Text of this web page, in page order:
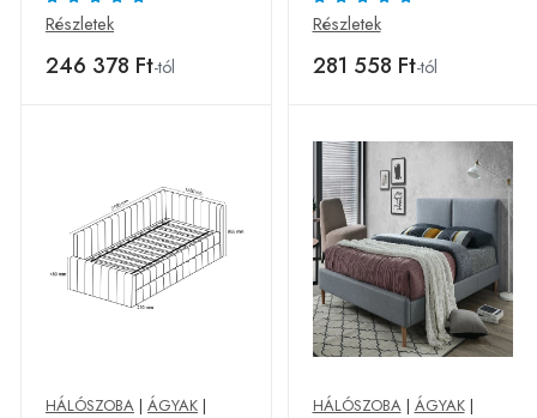
Részletek
246 378 Ft-tól
Részletek
281 558 Ft-tól
HÁLÓSZOBA | ÁGYAK |
HÁLÓSZOBA| ÁGYAK|